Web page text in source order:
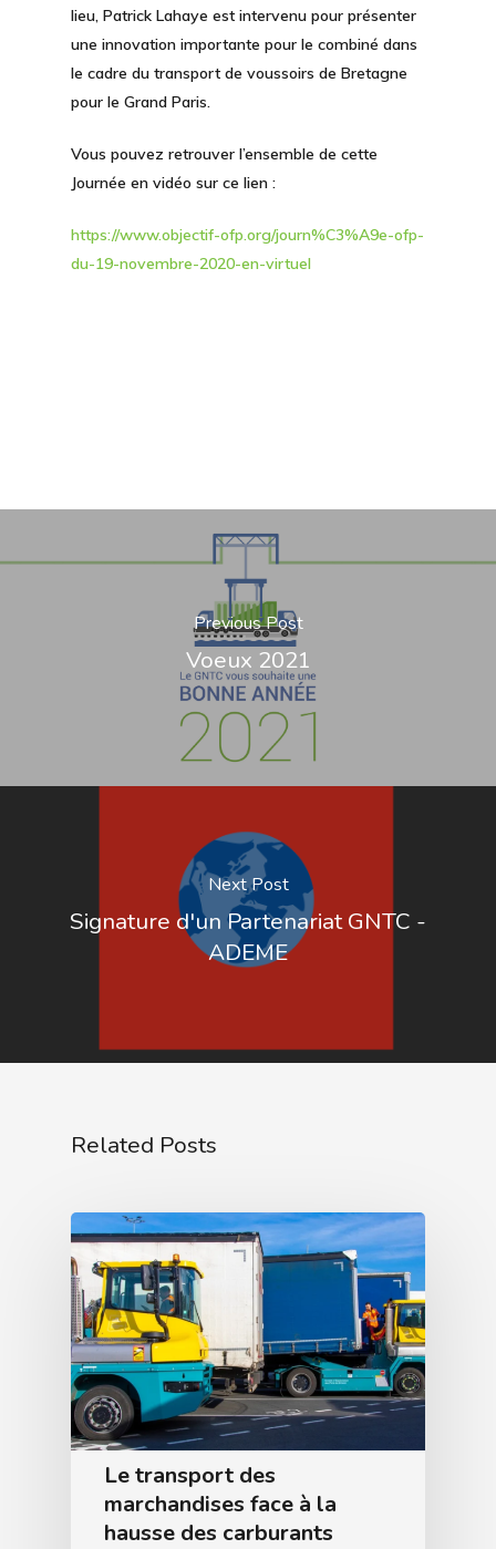
lieu, Patrick Lahaye est intervenu pour présenter
une innovation importante pour le combiné dans
le cadre du transport de voussoirs de Bretagne
pour le Grand Paris.
Vous pouvez retrouver l’ensemble de cette
Journée en vidéo sur ce lien :
https://www.objectif-ofp.org/journ%C3%A9e-ofp-
du-19-novembre-2020-en-virtuel
Previous Post
Voeux 2021
Next Post
Signature d'un Partenariat GNTC -
ADEME
Related Posts
Le transport des
marchandises face à la
hausse des carburants